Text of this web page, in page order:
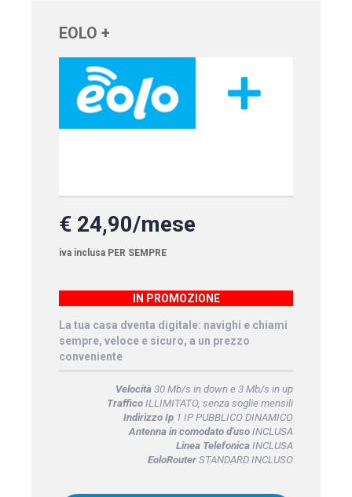
EOLO +
€ 24,90/mese
iva inclusa PER SEMPRE
IN PROMOZIONE
La tua casa dventa digitale: navighi e chiami
sempre, veloce e sicuro, a un prezzo
conveniente
Velocità30 Mb/s in down e 3 Mb/s in up
TrafficoILLIMITATO, senza soglie mensili
Indirizzo Ip1 IP PUBBLICO DINAMICO
Antenna in comodato d'usoINCLUSA
Linea TelefonicaINCLUSA
EoloRouterSTANDARD INCLUSO